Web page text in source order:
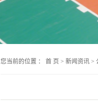
您当前的位置 ： 首 页 > 新闻资讯 >